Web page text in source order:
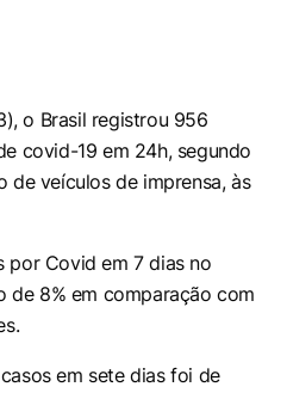
o Brasil registrou 956
covid-19 em 24h, segundo
de veículos de imprensa, às
por Covid em 7 dias no
de 8% em comparação com
em sete dias foi de